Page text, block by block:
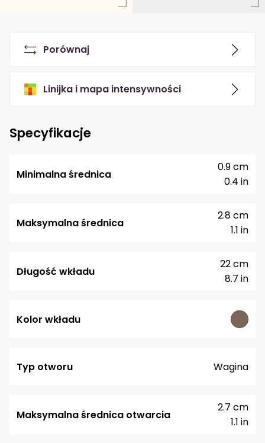
Porównaj
Linijka i mapa intensywności
Specyfikacje
Minimalna średnica
0.4 in
0.9 cm
Maksymalna średnica
1.1 in
2.8 cm
Długość wkładu
8.7 in
22 cm
Kolor wkładu
Typ otworu Wagina
Maksymalna średnica otwarcia
1.1 in
2.7 cm